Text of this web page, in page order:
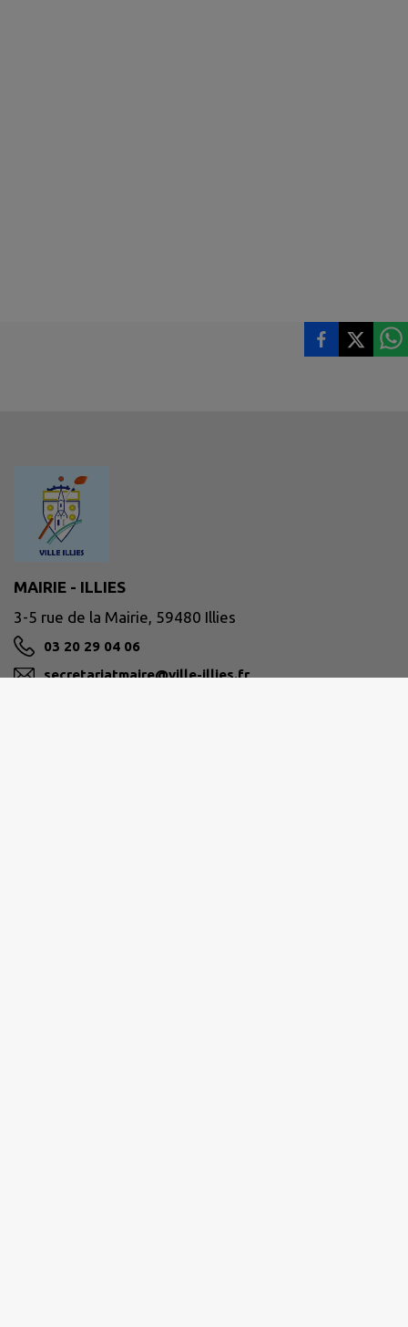
MAIRIE - ILLIES
3-5 rue de la Mairie, 59480 Illies
03 20 29 04 06
secretariatmaire@ville-illies.fr